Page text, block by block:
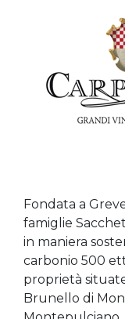
Fondata a
famiglie
in maniera
carbonio 500
proprietà
Brunello di